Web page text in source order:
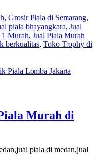
, Grosir Piala di Semarang,
piala bhayangkara, Jual
1 Murah, Jual Piala Murah
berkualitas, Toko Trophy di
Piala Lomba Jakarta
Murah di
piala di medan,jual